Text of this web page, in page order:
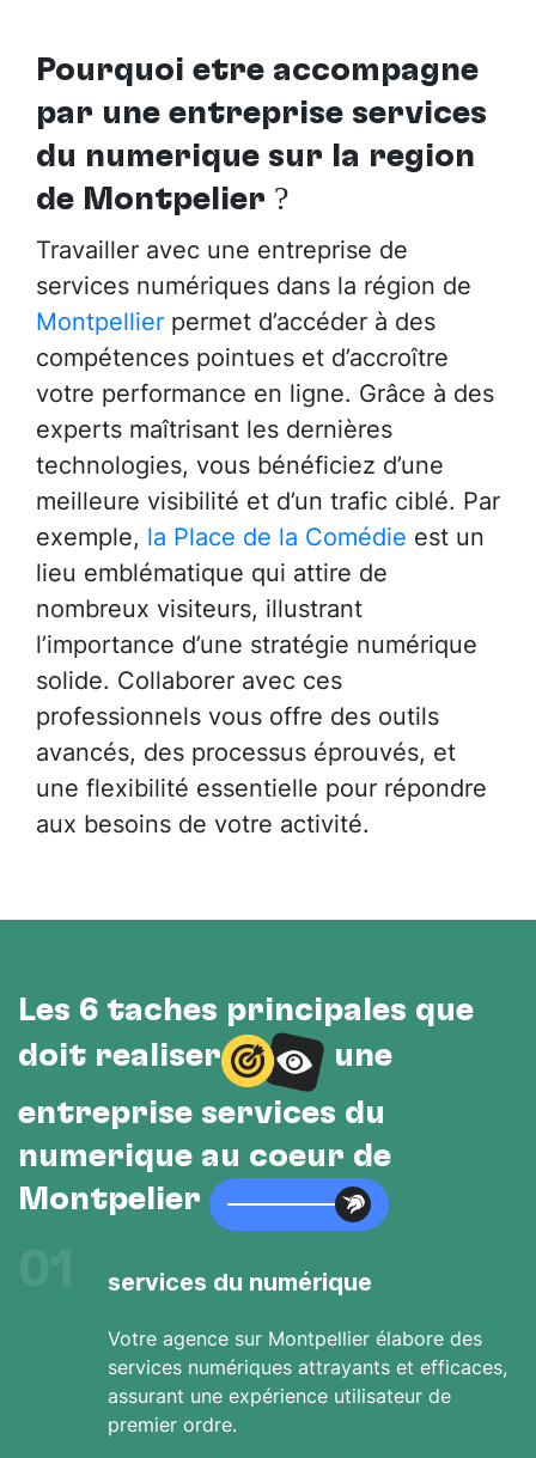
Pourquoi être accompagné
par une entreprise services
du numérique sur la région
de Montpelier ?
Travailler avec une entreprise de
services numériques dans la région de
Montpellier permet d’accéder à des
compétences pointues et d’accroître
votre performance en ligne. Grâce à des
experts maîtrisant les dernières
technologies, vous bénéficiez d’une
meilleure visibilité et d’un trafic ciblé. Par
exemple, la Place de la Comédie est un
lieu emblématique qui attire de
nombreux visiteurs, illustrant
l’importance d’une stratégie numérique
solide. Collaborer avec ces
professionnels vous offre des outils
avancés, des processus éprouvés, et
une flexibilité essentielle pour répondre
aux besoins de votre activité.
Les 6 tâches principales que
doit réaliser
une
entreprise services du
numérique au cœur de
Montpelier
services du numérique
Votre agence sur Montpellier élabore des
services numériques attrayants et efficaces,
assurant une expérience utilisateur de
premier ordre.